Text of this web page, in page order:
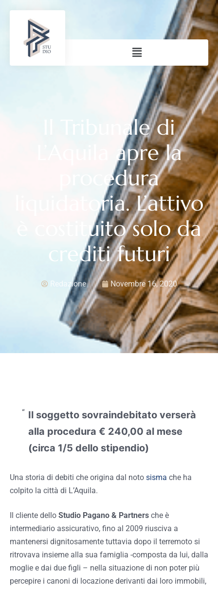
Il Tribunale di
L’Aquila apre la
procedura
liquidatoria. L’attivo
è costituito solo da
crediti futuri
Redazione Novembre 16, 2020
Il soggetto sovraindebitato verserà
alla procedura € 240,00 al mese
(circa 1/5 dello stipendio)
Una storia di debiti che origina dal noto sisma che ha
colpito la città di L’Aquila.
Il cliente dello Studio Pagano & Partners che è
intermediario assicurativo, fino al 2009 riusciva a
mantenersi dignitosamente tuttavia dopo il terremoto si
ritrovava insieme alla sua famiglia -composta da lui, dalla
moglie e dai due figli – nella situazione di non poter più
percepire i canoni di locazione derivanti dai loro immobili,